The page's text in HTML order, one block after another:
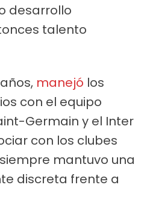
desarrollo
talento
manejó los
con el equipo
Germain y el Inter
con los clubes
mantuvo una
discreta frente a